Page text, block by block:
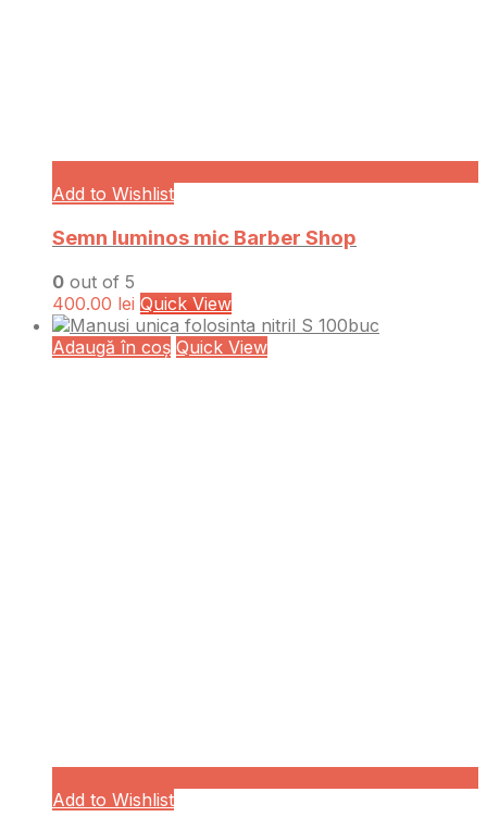
Add to Wishlist
Semn luminos mic Barber Shop
0 out of 5
400.00 lei Quick View
Adaugă în coș Quick View
Add to Wishlist